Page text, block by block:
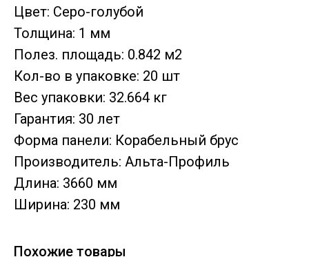
Цвет: Серо-голубой
Толщина: 1 мм
Полез. площадь: 0.842 м2
Кол-во в упаковке: 20 шт
Вес упаковки: 32.664 кг
Гарантия: 30 лет
Форма панели: Корабельный брус
Производитель: Альта-Профиль
Длина: 3660 мм
Ширина: 230 мм
Похожие товары